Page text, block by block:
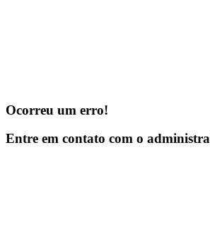
Ocorreu um erro!
Entre em contato com o